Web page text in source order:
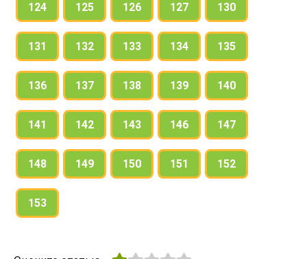
124 125 126 127 130
131 132 133 134 135
136 137 138 139 140
141 142 143 146 147
148 149 150 151 152
153